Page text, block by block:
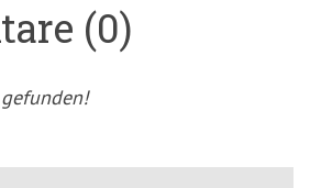
(0)